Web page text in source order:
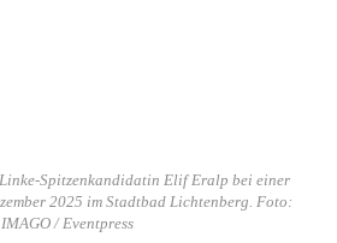
Spitzenkandidatin Elif Eralp bei einer
2025 im Stadtbad Lichtenberg. Foto:
IMAGO / Eventpress